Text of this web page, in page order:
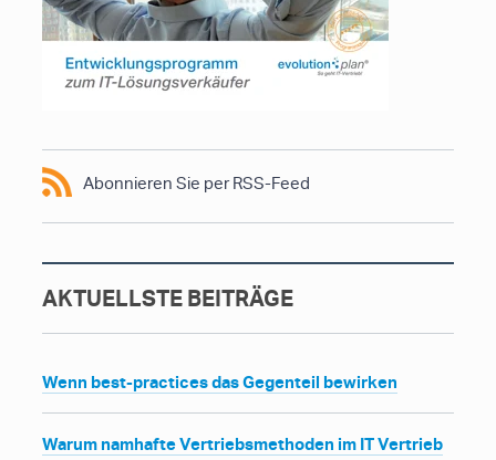
Abonnieren Sie per RSS-Feed
AKTUELLSTE BEITRÄGE
Wenn best-practices das Gegenteil bewirken
Warum namhafte Vertriebsmethoden im IT Vertrieb